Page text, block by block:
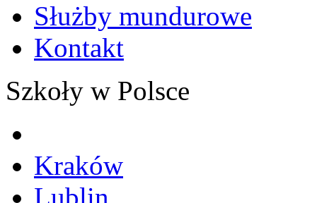
Służby mundurowe
Kontakt
Szkoły w Polsce
Kraków